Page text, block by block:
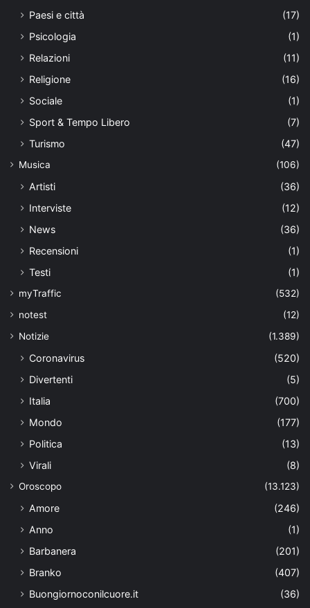
Paesi e città
(17)
Psicologia
(1)
Relazioni
(11)
Religione
(16)
Sociale
(1)
Sport & Tempo Libero
(7)
Turismo
(47)
Musica (106)
Artisti
(36)
Interviste
(12)
News
(36)
Recensioni
(1)
Testi
(1)
myTraffic
(532)
notest
(12)
Notizie
(1.389)
Coronavirus
(520)
Divertenti
(5)
Italia
(700)
Mondo
(177)
Politica
(13)
Virali
(8)
Oroscopo (13.123)
Amore
(246)
Anno
(1)
Barbanera
(201)
Branko
(407)
Buongiornoconilcuore.it
(36)